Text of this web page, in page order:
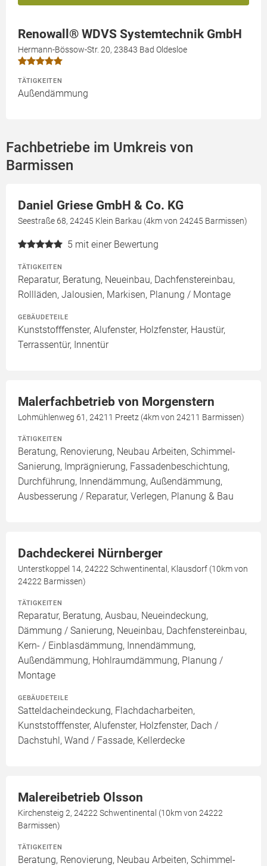
Renowall® WDVS Systemtechnik GmbH
Hermann-Bössow-Str. 20, 23843 Bad Oldesloe
TÄTIGKEITEN
Außendämmung
Fachbetriebe im Umkreis von
Barmissen
Daniel Griese GmbH & Co. KG
Seestraße 68, 24245 Klein Barkau (4km von 24245 Barmissen)
5 mit einer Bewertung
TÄTIGKEITEN
Reparatur, Beratung, Neueinbau, Dachfenstereinbau,
Rollläden, Jalousien, Markisen, Planung / Montage
GEBÄUDETEILE
Kunststofffenster, Alufenster, Holzfenster, Haustür,
Terrassentür, Innentür
Malerfachbetrieb von Morgenstern
Lohmühlenweg 61, 24211 Preetz (4km von 24211 Barmissen)
TÄTIGKEITEN
Beratung, Renovierung, Neubau Arbeiten, Schimmel-
Sanierung, Imprägnierung, Fassadenbeschichtung,
Durchführung, Innendämmung, Außendämmung,
Ausbesserung / Reparatur, Verlegen, Planung & Bau
Dachdeckerei Nürnberger
Unterstkoppel 14, 24222 Schwentinental, Klausdorf (10km von
24222 Barmissen)
TÄTIGKEITEN
Reparatur, Beratung, Ausbau, Neueindeckung,
Dämmung / Sanierung, Neueinbau, Dachfenstereinbau,
Kern- / Einblasdämmung, Innendämmung,
Außendämmung, Hohlraumdämmung, Planung /
Montage
GEBÄUDETEILE
Satteldacheindeckung, Flachdacharbeiten,
Kunststofffenster, Alufenster, Holzfenster, Dach /
Dachstuhl, Wand / Fassade, Kellerdecke
Malereibetrieb Olsson
Kirchensteig 2, 24222 Schwentinental (10km von 24222
Barmissen)
TÄTIGKEITEN
Beratung, Renovierung, Neubau Arbeiten, Schimmel-